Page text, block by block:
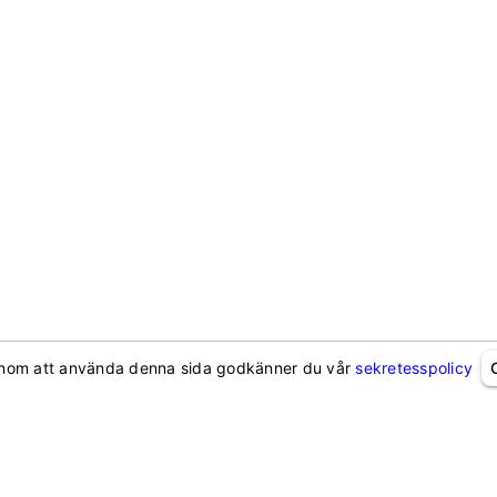
att använda denna sida godkänner du vårsekretesspolicy